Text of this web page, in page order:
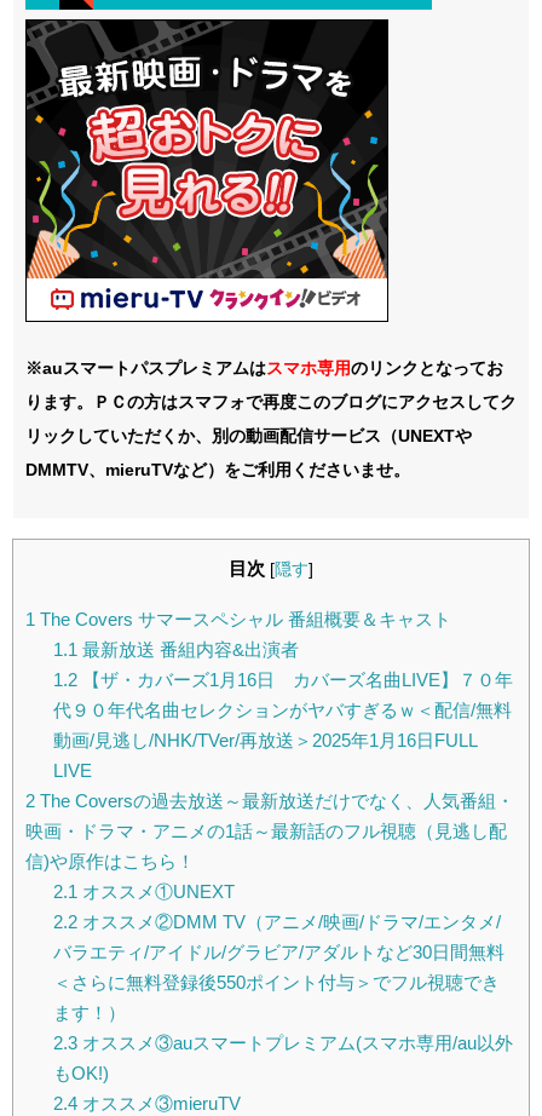
※auスマートパスプレミアムはスマホ専用のリンクとなってお
ります。ＰＣの方はスマフォで再度このブログにアクセスしてク
リックしていただくか、別の動画配信サービス（UNEXTや
DMMTV、mieruTVなど）をご利用くださいませ。
目次 [隠す]
1 The Covers サマースペシャル 番組概要＆キャスト
1.1 最新放送 番組内容&出演者
1.2【ザ・カバーズ1月16日 カバーズ名曲LIVE】７０年
代９０年代名曲セレクションがヤバすぎるｗ＜配信/無料
動画/見逃し/NHK/TVer/再放送＞2025年1月16日FULL
LIVE
2 The Coversの過去放送～最新放送だけでなく、人気番組・
映画・ドラマ・アニメの1話～最新話のフル視聴（見逃し配
信)や原作はこちら！
2.1 オススメ①UNEXT
2.2オススメ②DMM TV（アニメ/映画/ドラマ/エンタメ/
バラエティ/アイドル/グラビア/アダルトなど30日間無料
＜さらに無料登録後550ポイント付与＞でフル視聴でき
ます！）
2.3オススメ③auスマートプレミアム(スマホ専用/au以外
もOK!)
2.4オススメ③mieruTV